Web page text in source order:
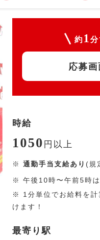
約 1 分
応募
時給
1050 円 以上
※ 通勤手当支給あり (規
※ 午後10時〜午前5時
※ 1分単位でお給料を
けます！
最寄り駅